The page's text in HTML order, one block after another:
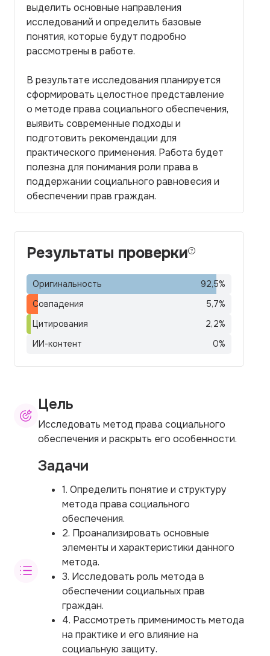
выделить основные направления
исследований и определить базовые
понятия, которые будут подробно
рассмотрены в работе.
В результате исследования планируется
сформировать целостное представление
о методе права социального обеспечения,
выявить современные подходы и
подготовить рекомендации для
практического применения. Работа будет
полезна для понимания роли права в
поддержании социального равновесия и
обеспечении прав граждан.
Результаты проверки
Оригинальность 92,5%
Совпадения
5,7%
Цитирования
2,2%
ИИ-контент
0%
Цель
Исследовать метод права социального
обеспечения и раскрыть его особенности.
Задачи
1. Определить понятие и структуру
метода права социального
обеспечения.
2. Проанализировать основные
элементы и характеристики данного
метода.
3. Исследовать роль метода в
обеспечении социальных прав
граждан.
4. Рассмотреть применимость метода
на практике и его влияние на
социальную защиту.